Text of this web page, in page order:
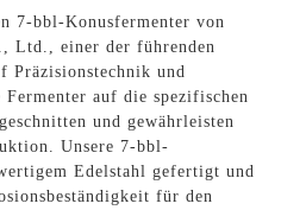
7-bbl-Konusfermenter von
Ltd., einer der führenden
Präzisionstechnik und
auf die spezifischen
und gewährleisten
Unsere 7-bbl-
Edelstahl gefertigt und
für den